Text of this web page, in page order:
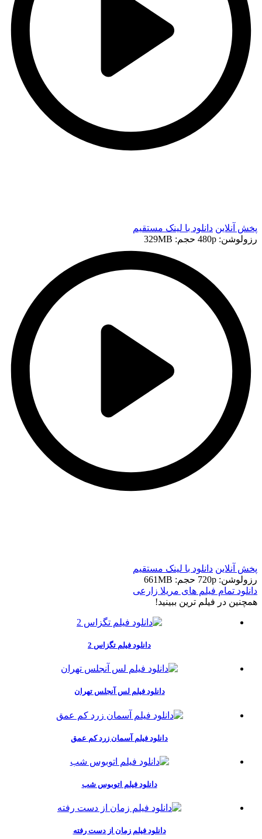
پخش آنلاین دانلود با لينک مستقيم
رزولوشن: 480p
حجم: 329MB
پخش آنلاین دانلود با لينک مستقيم
رزولوشن: 720p
حجم: 661MB
دانلود تمام فیلم های مریلا زارعی
همچنين در فيلم ترين ببينيد!
دانلود فیلم تگزاس 2
دانلود فیلم لس آنجلس تهران
دانلود فیلم آسمان زرد کم عمق
دانلود فیلم اتوبوس شب
دانلود فیلم زمان از دست رفته